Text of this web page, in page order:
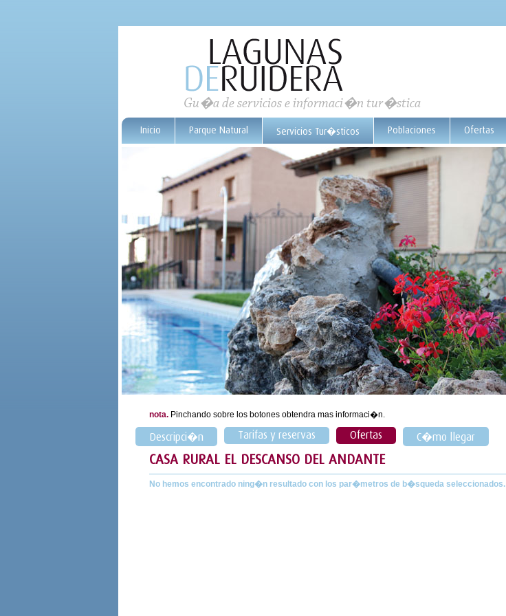
Gu�a de servicios e informaci�n tur�stica
Inicio Parque Natural Servicios Tur�sticos Poblaciones Ofertas
nota. Pinchando sobre los botones obtendra mas informaci�n.
Descripci�n Tarifas y reservas Ofertas C�mo llegar
CASA RURAL EL DESCANSO DEL ANDANTE
No hemos encontrado ning�n resultado con los par�metros de b�squeda seleccionados.